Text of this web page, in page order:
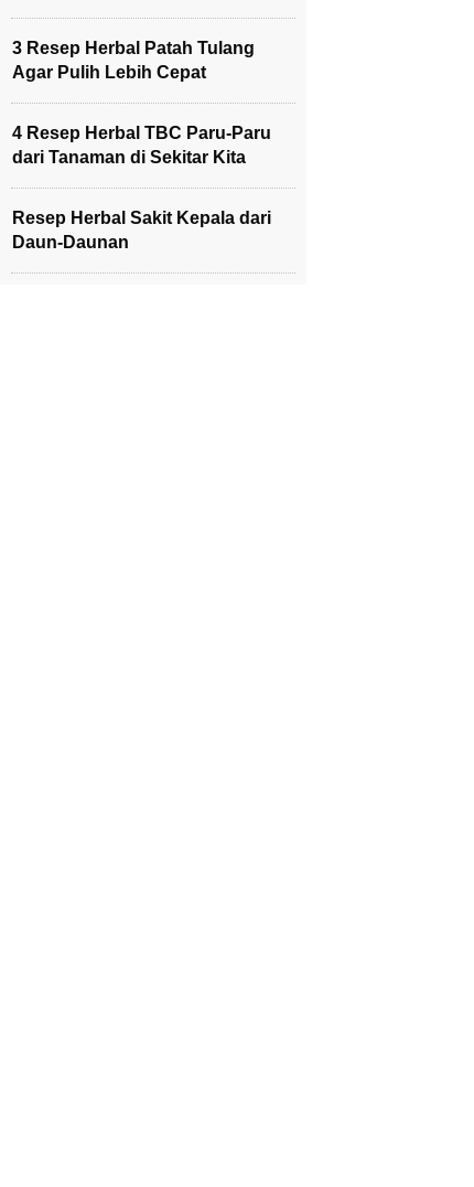
3 Resep Herbal Patah Tulang
Agar Pulih Lebih Cepat
4 Resep Herbal TBC Paru-Paru
dari Tanaman di Sekitar Kita
Resep Herbal Sakit Kepala dari
Daun-Daunan